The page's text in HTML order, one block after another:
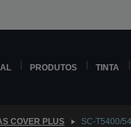
PRODUTOS TINTA
COVER PLUS SC-T5400/